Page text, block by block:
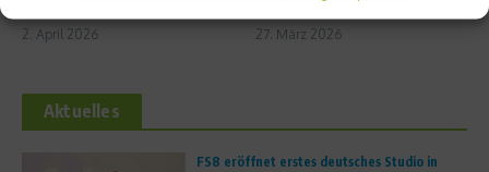
2. April 2026 27. März 2026
Aktuelles
FS8 eröffnet erstes deutsches Studio in